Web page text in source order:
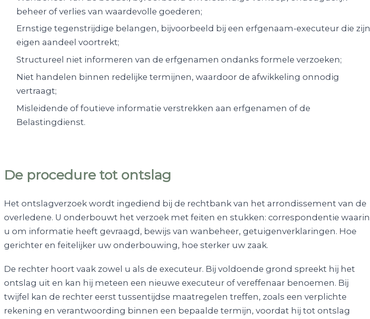
beheer of verlies van waardevolle goederen;
Ernstige tegenstrijdige belangen, bijvoorbeeld bij een erfgenaam-executeur die zijn
eigen aandeel voortrekt;
Structureel niet informeren van de erfgenamen ondanks formele verzoeken;
Niet handelen binnen redelijke termijnen, waardoor de afwikkeling onnodig
vertraagt;
Misleidende of foutieve informatie verstrekken aan erfgenamen of de
Belastingdienst.
De procedure tot ontslag
Het ontslagverzoek wordt ingediend bij de rechtbank van het arrondissement van de
overledene. U onderbouwt het verzoek met feiten en stukken: correspondentie waarin
u om informatie heeft gevraagd, bewijs van wanbeheer, getuigenverklaringen. Hoe
gerichter en feitelijker uw onderbouwing, hoe sterker uw zaak.
De rechter hoort vaak zowel u als de executeur. Bij voldoende grond spreekt hij het
ontslag uit en kan hij meteen een nieuwe executeur of vereffenaar benoemen. Bij
twijfel kan de rechter eerst tussentijdse maatregelen treffen, zoals een verplichte
rekening en verantwoording binnen een bepaalde termijn, voordat hij tot ontslag